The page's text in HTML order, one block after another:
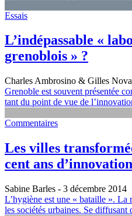
Essais
L’indépassable «
grenoblois » ?
Charles Ambrosino & Gilles
Grenoble est souvent présentée
tant du point de vue de
Commentaires
Les villes
cent ans
Sabine Barles - 3 décembre 2014
L’hygiène est une « bataille ».
les sociétés urbaines. Se diffusant